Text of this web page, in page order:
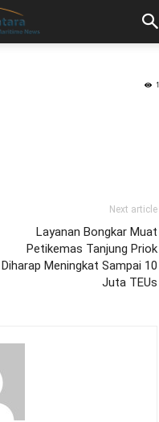
Next article
Layanan Bongkar Muat
Petikemas Tanjung Priok
Diharap Meningkat Sampai 10
Juta TEUs